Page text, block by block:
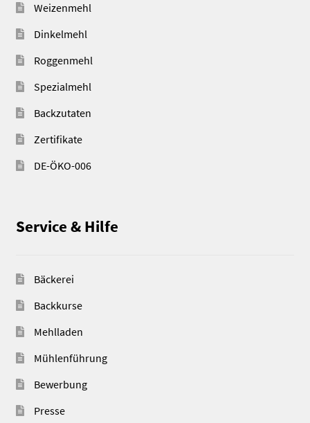
Weizenmehl
Dinkelmehl
Roggenmehl
Spezialmehl
Backzutaten
Zertifikate
DE-ÖKO-006
Service & Hilfe
Bäckerei
Backkurse
Mehlladen
Mühlenführung
Bewerbung
Presse